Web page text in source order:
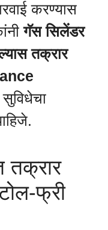
करण्यास
गॅस सिलेंडर
तक्रार
सुविधेचा
तक्रार
फ्री